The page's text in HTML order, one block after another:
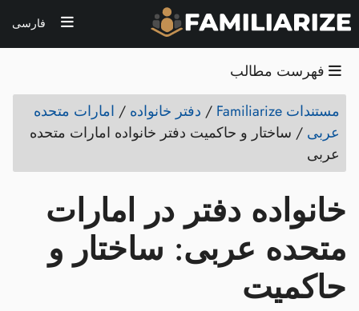
فارسی
فهرست مطالب
مستندات Familiarize
/ دفتر خانواده / امارات متحده
عربی / ساختار و حاکمیت دفتر خانواده امارات متحده
عربی
خانواده دفتر در امارات
متحده عربی: ساختار و
حاکمیت